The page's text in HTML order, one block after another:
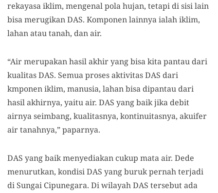
rekayasa iklim, mengenal pola hujan, tetapi di sisi lain
bisa merugikan DAS. Komponen lainnya ialah iklim,
lahan atau tanah, dan air.
“Air merupakan hasil akhir yang bisa kita pantau dari
kualitas DAS. Semua proses aktivitas DAS dari
kmponen iklim, manusia, lahan bisa dipantau dari
hasil akhirnya, yaitu air. DAS yang baik jika debit
airnya seimbang, kualitasnya, kontinuitasnya, akuifer
air tanahnya,” paparnya.
DAS yang baik menyediakan cukup mata air. Dede
menurutkan, kondisi DAS yang buruk pernah terjadi
di Sungai Cipunegara. Di wilayah DAS tersebut ada